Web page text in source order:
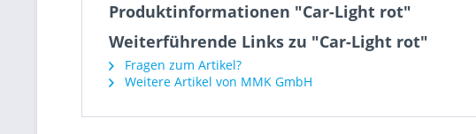
Produktinformationen "Car-Light rot"
Weiterführende Links zu "Car-Light rot"
Fragen zum Artikel?
Weitere Artikel von MMK GmbH